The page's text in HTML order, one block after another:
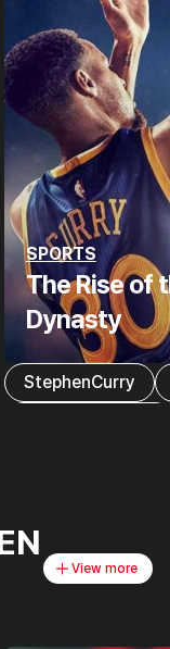
SPORTS
The Rise of
Dynasty
StephenCurry
View more